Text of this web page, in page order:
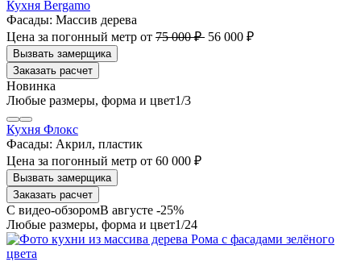
Кухня Bergamo
Фасады: Массив дерева
Цена за погонный метр от 75 000 ₽ 56 000 ₽
Заказать расчет
1/3
Кухня Флокс
Фасады: Акрил, пластик
Цена за погонный метр от 60 000 ₽
Заказать расчет
В августе -25%
1/24